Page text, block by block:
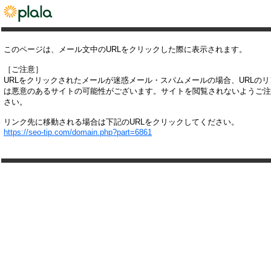
このページは、メール文中のURLをクリックした際に表示されます。
［ご注意］
URLをクリックされたメールが迷惑メール・スパムメールの場合、URLの
は悪意のあるサイトの可能性がございます。サイトを閲覧されないようご
さい。
リンク先に移動される場合は下記のURLをクリックしてください。
https://seo-tip.com/domain.php?part=6861